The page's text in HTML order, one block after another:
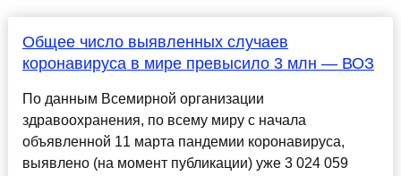
Общее число выявленных случаев
коронавируса в мире превысило 3 млн — ВОЗ
По данным Всемирной организации
здравоохранения, по всему миру с начала
объявленной 11 марта пандемии коронавируса,
выявлено (на момент публикации) уже 3 024 059